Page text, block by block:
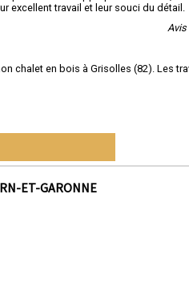
excellent travail et leur souci du détail.
Avis
chalet en bois à Grisolles (82). Les
ET-GARONNE